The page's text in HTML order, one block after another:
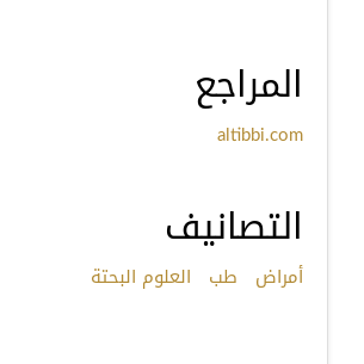
المراجع
altibbi.com
التصانيف
أمراض طب العلوم البحتة